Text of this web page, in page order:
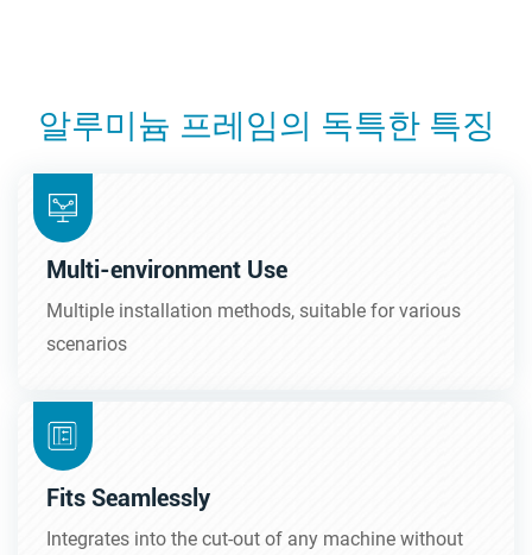
알루미늄 프레임의 독특한 특징
Multi-environment Use
Multiple installation methods, suitable for various
scenarios
Fits Seamlessly
Integrates into the cut-out of any machine without